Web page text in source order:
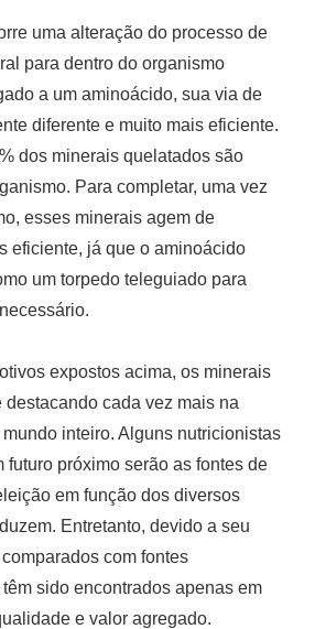
uma alteração do processo de
para dentro do organismo
a um aminoácido, sua via de
diferente e muito mais eficiente.
dos minerais quelatados são
Para completar, uma vez
esses minerais agem de
eficiente, já que o aminoácido
um torpedo teleguiado para
expostos acima, os minerais
cada vez mais na
inteiro. Alguns nutricionistas
futuro próximo serão as fontes de
em função dos diversos
Entretanto, devido a seu
com fontes
sido encontrados apenas em
e valor agregado.